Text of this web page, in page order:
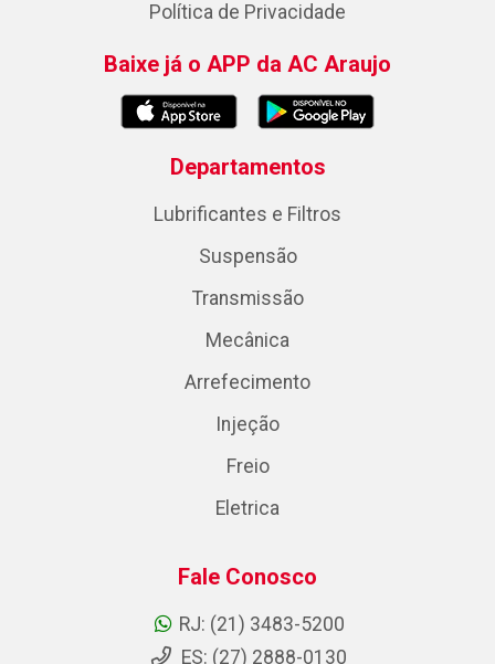
Política de Privacidade
Baixe já o APP da AC Araujo
Departamentos
Lubrificantes e Filtros
Suspensão
Transmissão
Mecânica
Arrefecimento
Injeção
Freio
Eletrica
Fale Conosco
RJ: (21) 3483-5200
ES: (27) 2888-0130